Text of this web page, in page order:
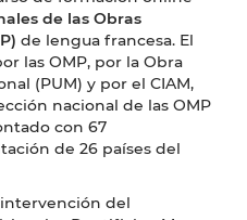
de las Obras
de lengua francesa. El
las OMP, por la Obra
(PUM) y por el CIAM,
nacional de las OMP
con 67
de 26 países del
del